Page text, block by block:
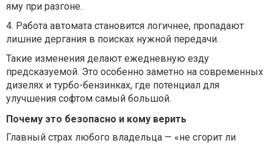
яму при разгоне.
4. Работа автомата становится логичнее, пропадают
лишние дергания в поисках нужной передачи.
Такие изменения делают ежедневную езду
предсказуемой. Это особенно заметно на современных
дизелях и турбо-бензинках, где потенциал для
улучшения софтом самый большой.
Почему это безопасно и кому верить
Главный страх любого владельца — «не сгорит ли